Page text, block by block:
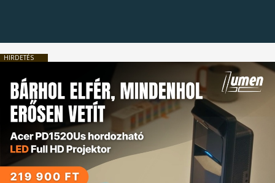
HIRDETÉS